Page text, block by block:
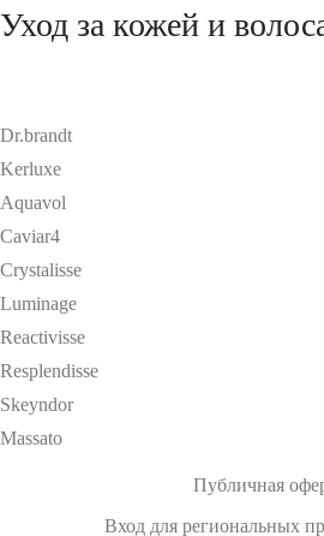
Уход за кожей и
Dr.brandt
Kerluxe
Aquavol
Caviar4
Crystalisse
Luminage
Reactivisse
Resplendisse
Skeyndor
Massato
Публичная
Вход для региональных